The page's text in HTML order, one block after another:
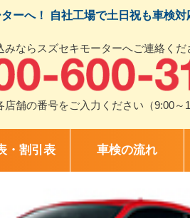
ーへ！ 自社工場で土日祝も車検対
ならスズセキモーターへご連絡くだ
舗の番号をご入力ください（9:00～
・割引表 車検の流れ